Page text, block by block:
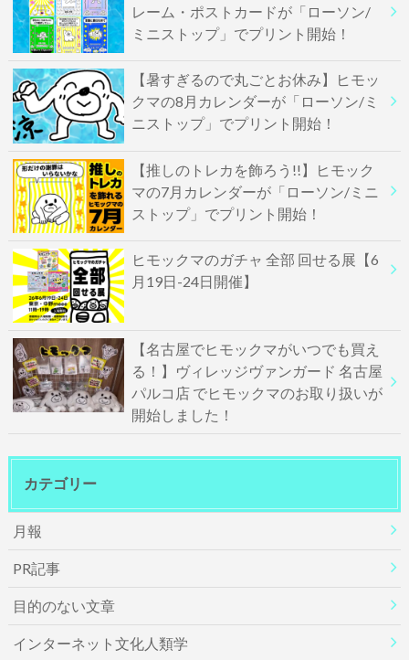
レーム・ポストカードが「ローソン/
ミニストップ」でプリント開始！
【暑すぎるので丸ごとお休み】ヒモッ
クマの8月カレンダーが「ローソン/ミ
ニストップ」でプリント開始！
【推しのトレカを飾ろう!!】ヒモック
マの7月カレンダーが「ローソン/ミニ
ストップ」でプリント開始！
ヒモックマのガチャ 全部 回せる展【6
月19日-24日開催】
【名古屋でヒモックマがいつでも買え
る！】ヴィレッジヴァンガード 名古屋
パルコ店 でヒモックマのお取り扱いが
開始しました！
カテゴリー
月報
PR記事
目的のない文章
インターネット文化人類学